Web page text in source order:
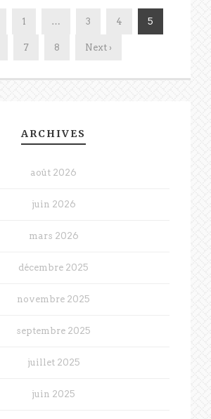
1 … 3 4 5
7 8 Next ›
ARCHIVES
août 2026
juin 2026
mars 2026
décembre 2025
novembre 2025
septembre 2025
juillet 2025
juin 2025